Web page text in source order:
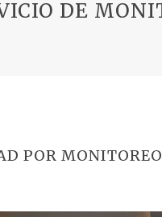
DE
POR MONITOREO